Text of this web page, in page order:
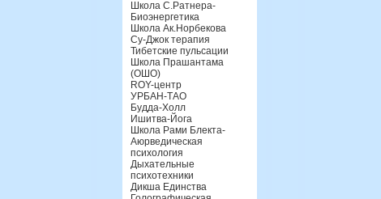
Школа С.Ратнера-
Биоэнергетика
Школа Ак.Норбекова
Су-Джок терапия
Тибетские пульсации
Школа Прашантама
(ОШО)
ROY-центр
УРБАН-ТАО
Будда-Холл
Ишитва-Йога
Школа Рами Блекта-
Аюрведическая
психология
Дыхательные
психотехники
Дикша Единства